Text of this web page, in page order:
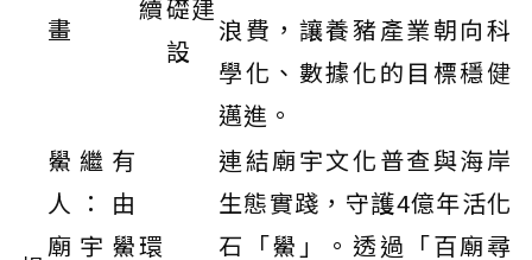
畫
續礎建
設
浪費，讓養豬產業朝向科
學化、數據化的目標穩健
邁進。
鱟繼有
人：由
廟宇鱟環
連結廟宇文化普查與海岸
生態實踐，守護4億年活化
石「鱟」。透過「百廟尋